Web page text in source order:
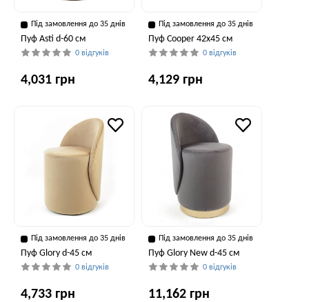
Під замовлення до 35 днів
Пуф Asti d-60 см
0 відгуків
4,031 грн
Під замовлення до 35 днів
Пуф Cooper 42x45 см
0 відгуків
4,129 грн
Під замовлення до 35 днів
Пуф Glory d-45 см
0 відгуків
4,733 грн
Під замовлення до 35 днів
Пуф Glory New d-45 см
0 відгуків
11,162 грн